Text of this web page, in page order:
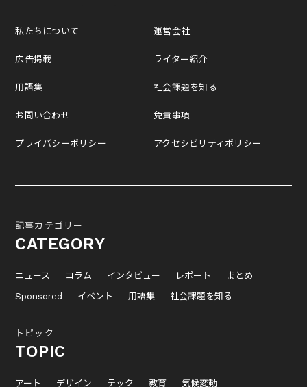
私たちについて
広告掲載
用語集
お問い合わせ
プライバシーポリシー
運営会社
ライター紹介
社会課題を知る
免責事項
アクセシビリティポリシー
記事カテゴリー
CATEGORY
ニュース コラム インタビュー レポート
まとめ
Sponsored
イベント 用語集 社会課題を知る
トピック
TOPIC
アート デザイン テック 教育 気候変動